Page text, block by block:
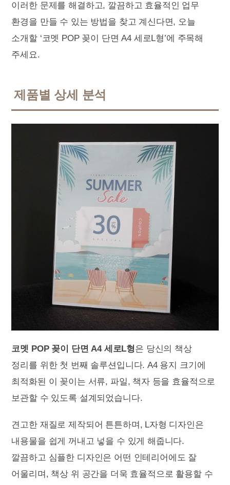
이러한 문제를 해결하고, 깔끔하고 효율적인 업무
환경을 만들 수 있는 방법을 찾고 계신다면, 오늘
소개할 ‘코멧 POP 꽂이 단면 A4 세로L형’에 주목해
주세요.
제품별 상세 분석
코멧 POP 꽂이 단면 A4 세로L형은 당신의 책상
정리를 위한 첫 번째 솔루션입니다. A4 용지 크기에
최적화된 이 꽂이는 서류, 파일, 책자 등을 효율적으로
보관할 수 있도록 설계되었습니다.
견고한 재질로 제작되어 튼튼하며, L자형 디자인은
내용물을 쉽게 꺼내고 넣을 수 있게 해줍니다.
깔끔하고 심플한 디자인은 어떤 인테리어에도 잘
어울리며, 책상 위 공간을 더욱 효율적으로 활용할 수